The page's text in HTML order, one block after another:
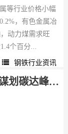
等行业价格小幅
，有色金属冶
动力煤需求旺
个百分...
钢铁行业资讯
贸进出口21.34万亿元